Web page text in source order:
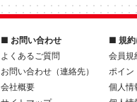
■ お問い合わせ
よくあるご質問
お問い合わせ（連絡先）
会社概要
■ 規約
会員規
ポイン
個人情